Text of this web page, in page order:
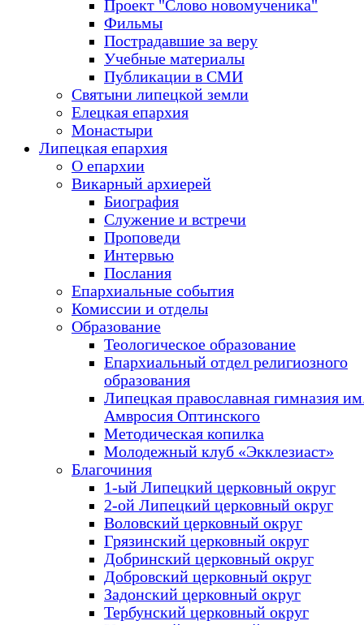
Проект "Слово новомученика"
Фильмы
Пострадавшие за веру
Учебные материалы
Публикации в СМИ
Святыни липецкой земли
Елецкая епархия
Монастыри
Липецкая епархия
О епархии
Викарный архиерей
Биография
Служение и встречи
Проповеди
Интервью
Послания
Епархиальные события
Комиссии и отделы
Образование
Теологическое образование
Епархиальный отдел религиозного
образования
Липецкая православная гимназия
Амвросия Оптинского
Методическая копилка
Молодежный клуб «Экклезиаст»
Благочиния
1-ый Липецкий церковный округ
2-ой Липецкий церковный округ
Воловский церковный округ
Грязинский церковный округ
Добринский церковный округ
Добровский церковный округ
Задонский церковный округ
Тербунский церковный округ